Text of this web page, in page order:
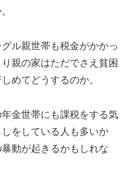
ル親世帯も税金がかかっ
親の家はただでさえ貧困
めてどうするのか。
金世帯にも課税をする気
をしている人も多いか
動が起きるかもしれな